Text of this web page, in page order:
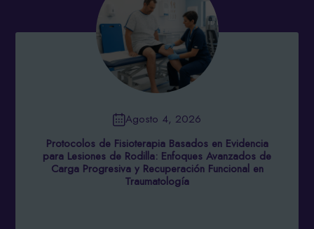
Agosto 4, 2026
Protocolos de Fisioterapia Basados en Evidencia
para Lesiones de Rodilla: Enfoques Avanzados de
Carga Progresiva y Recuperación Funcional en
Traumatología